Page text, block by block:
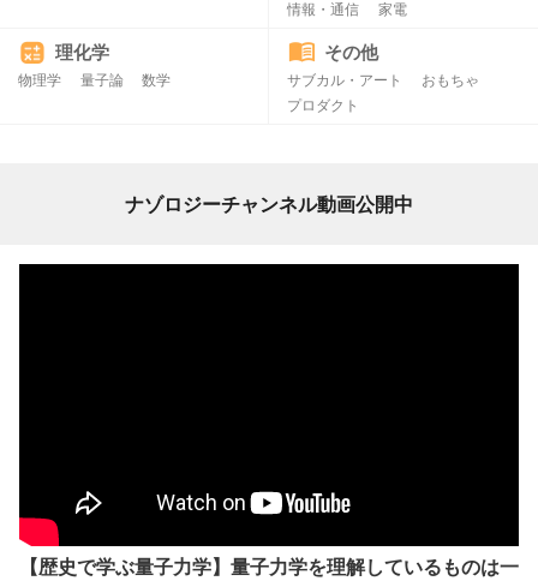
情報・通信
家電
理化学
物理学 量子論 数学
その他
サブカル・アート
おもちゃ
プロダクト
ナゾロジーチャンネル動画公開中
【歴史で学ぶ量子力学】量子力学を理解しているものは一